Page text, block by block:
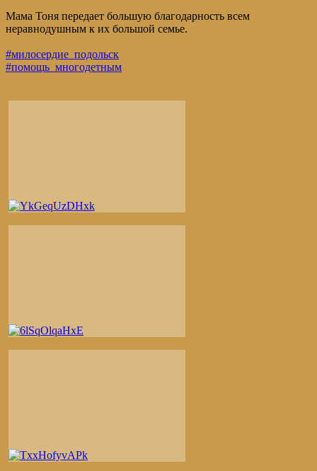
Мама Тоня передает большую благодарность всем
неравнодушным к их большой семье.
#милосердие_подольск
#помощь_многодетным